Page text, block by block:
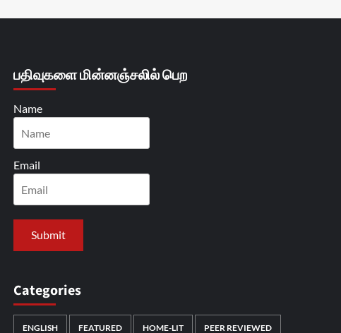
பதிவுகளை மின்னஞ்சலில் பெற
Name
Email
Categories
ENGLISH FEATURED HOME-LIT PEER REVIEWED